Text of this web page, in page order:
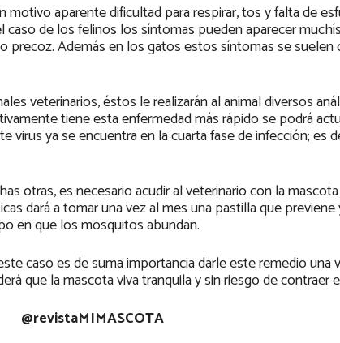
aparente dificultad para respirar, tos y falta de
de los felinos los síntomas pueden aparecer
Además en los gatos estos síntomas se
veterinarios, éstos le realizarán al animal diversos
tiene esta enfermedad más rápido se podrá
ya se encuentra en la cuarta fase de infección; es
otras, es necesario acudir al veterinario con la
dará a tomar una vez al mes una pastilla que
en que los mosquitos abundan.
caso es de suma importancia darle este remedio una
que la mascota viva tranquila y sin riesgo de contraer
@revistaMIMASCOTA